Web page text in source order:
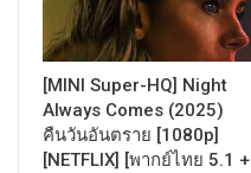
[MINI Super-HQ] Night
Always Comes (2025)
คืนวันอันตราย [1080p]
[NETFLIX] [พากย์ไทย 5.1 +